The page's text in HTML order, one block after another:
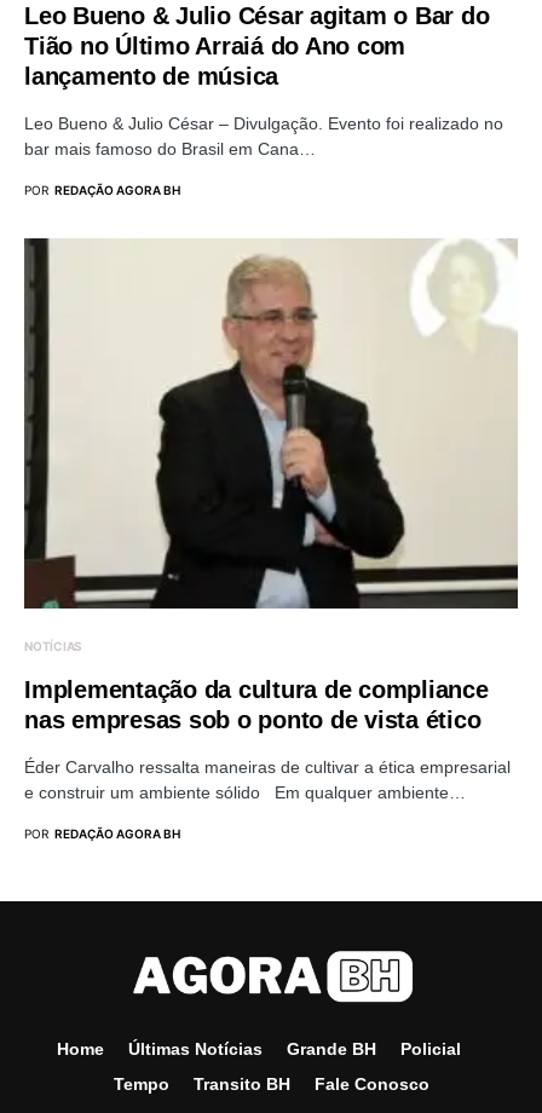
Leo Bueno & Julio César agitam o Bar do
Tião no Último Arraiá do Ano com
lançamento de música
Leo Bueno & Julio César – Divulgação. Evento foi realizado no
bar mais famoso do Brasil em Cana…
POR REDAÇÃO AGORA BH
NOTÍCIAS
Implementação da cultura de compliance
nas empresas sob o ponto de vista ético
Éder Carvalho ressalta maneiras de cultivar a ética empresarial
e construir um ambiente sólido Em qualquer ambiente…
POR REDAÇÃO AGORA BH
Home Últimas Notícias Grande BH
Policial
Tempo
Transito BH Fale Conosco